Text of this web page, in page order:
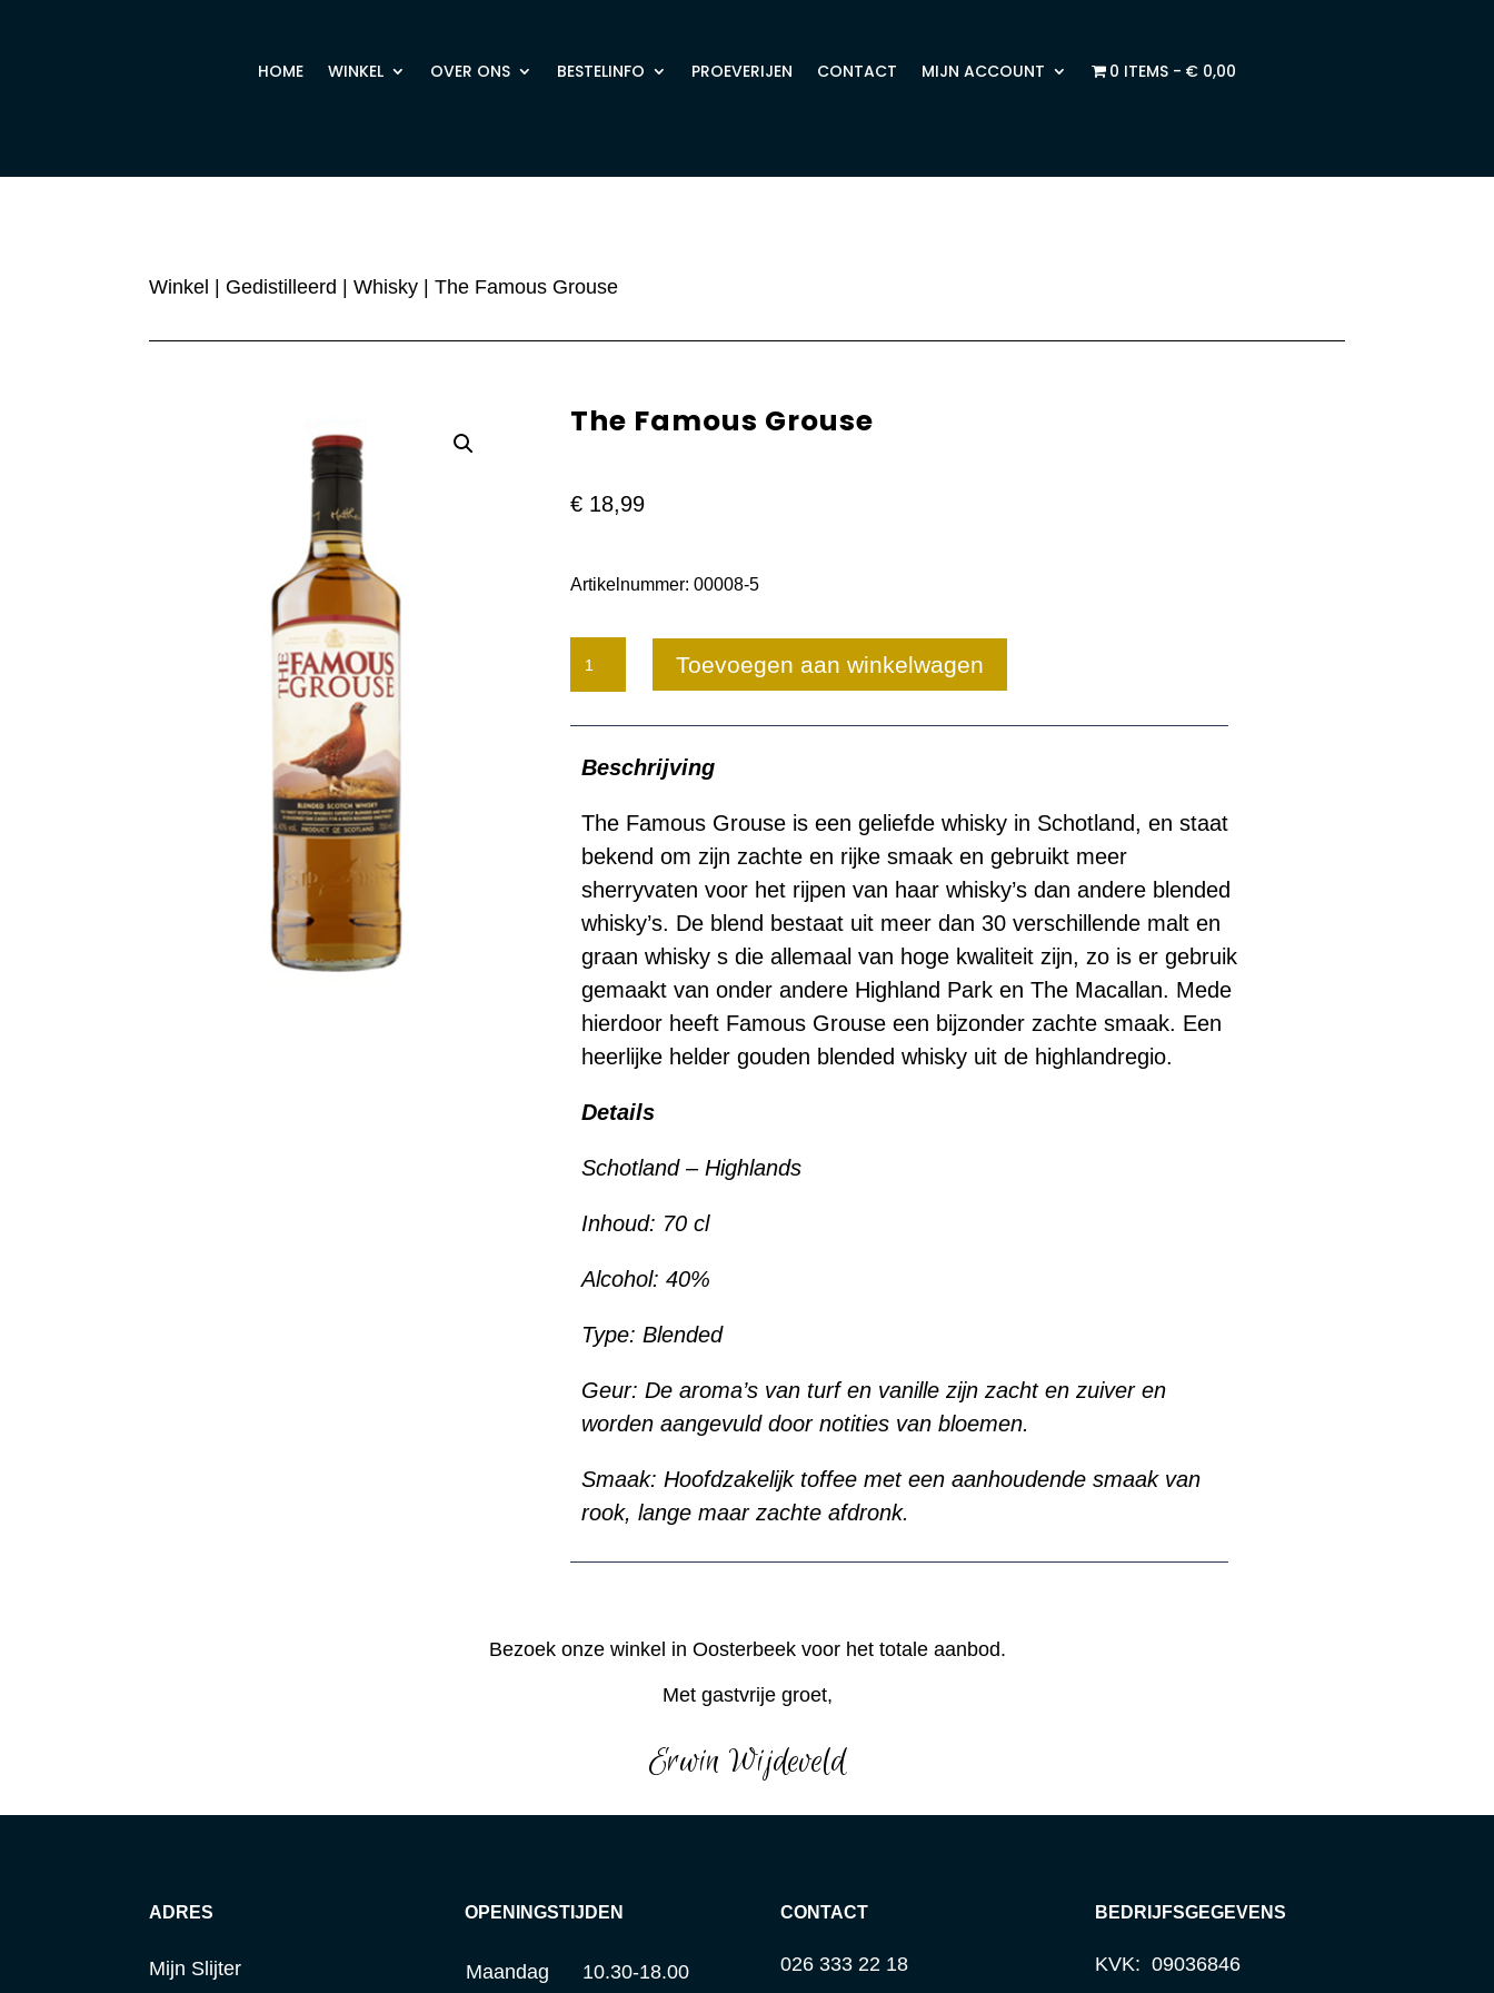
HOME WINKEL OVER ONS BESTELINFO PROEVERIJEN CONTACT MIJN ACCOUNT 0 ITEMS € 0,00
Winkel Gedistilleerd |Whisky | The Famous Grouse
The Famous Grouse
€18,99
Artikelnummer: 00008-5
The
Famous
aantal
Toevoegen aan winkelwagen
Beschrijving
The Famous Grouse is een geliefde whisky in Schotland, en staat
bekend om zijn zachte en rijke smaak en gebruikt meer
sherryvaten voor het rijpen van haar whisky’s dan andere blended
whisky’s. De blend bestaat uit meer dan 30 verschillende malt en
graan whisky s die allemaal van hoge kwaliteit zijn, zo is er gebruik
gemaakt van onder andere Highland Park en The Macallan. Mede
hierdoor heeft Famous Grouse een bijzonder zachte smaak. Een
heerlijke helder gouden blended whisky uit de highlandregio.
Details
Schotland – Highlands
Inhoud: 70 cl
Alcohol: 40%
Type: Blended
Geur: De aroma’s van turf en vanille zijn zacht en zuiver en
worden aangevuld door notities van bloemen.
Smaak: Hoofdzakelijk toffee met een aanhoudende smaak van
rook, lange maar zachte afdronk.
Bezoek onze winkel in Oosterbeek voor het totale aanbod.
Met gastvrije groet,
Erwin Wijdeveld
ADRES
Mijn Slijter
OPENINGSTIJDEN
Maandag 10.30-18.00
CONTACT
026 333 22 18
BEDRIJFSGEGEVENS
KVK: 09036846